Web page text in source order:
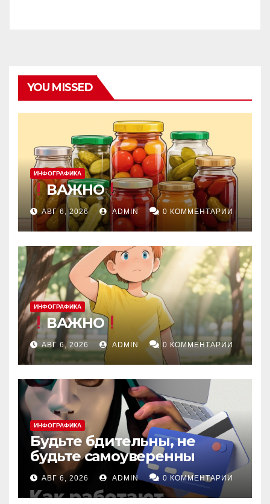
YOU MISSED
ИНФОГРАФИКА
ВАЖНО
АВГ 6, 2026 ADMIN 0 КОММЕНТАРИИ
ИНФОГРАФИКА
ВАЖНО
АВГ 6, 2026 ADMIN 0 КОММЕНТАРИИ
ИНФОГРАФИКА
Будьте бдительны, не
будьте самоуверенны
АВГ 6, 2026 ADMIN 0 КОММЕНТАРИИ